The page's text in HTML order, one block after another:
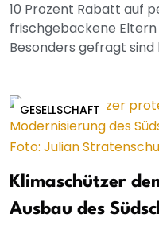
10 Prozent Rabatt auf
frischgebackene Eltern
Besonders gefragt sind
GESELLSCHAFT
Klimaschützer
Ausbau des